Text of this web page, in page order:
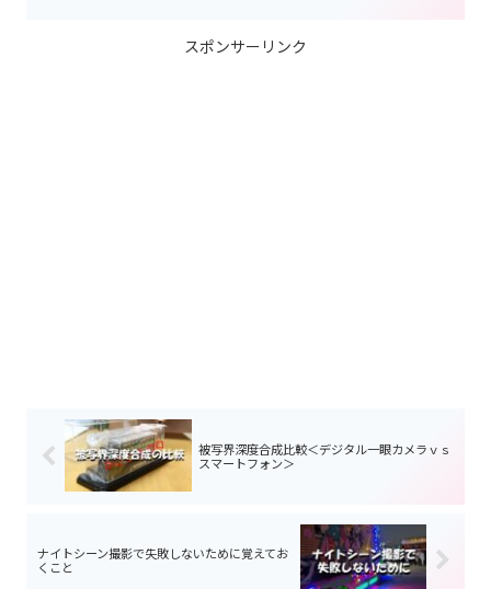
スポンサーリンク
被写界深度合成比較＜デジタル一眼カメラｖｓ
スマートフォン＞
ナイトシーン撮影で失敗しないために覚えてお
くこと